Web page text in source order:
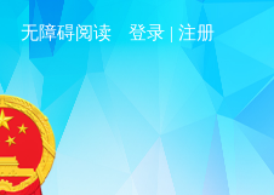
无障碍阅读 登录 | 注册